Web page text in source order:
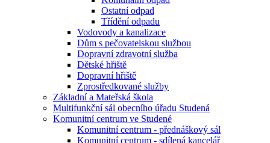
Ostatní odpad
Třídění odpadu
Vodovody a kanalizace
Dům s pečovatelskou službou
Dopravní zdravotní služba
Dětské hřiště
Dopravní hřiště
Zprostředkované služby
Základní a Mateřská škola
Multifunkční sál obecního úřadu Studená
Komunitní centrum ve Studené
Komunitní centrum - přednáškový sál
Komunitní centrum - sdílená kancelář